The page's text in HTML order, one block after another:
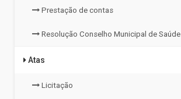
Prestação de contas
Resolução Conselho Municipal de Saúde
Atas
Licitação